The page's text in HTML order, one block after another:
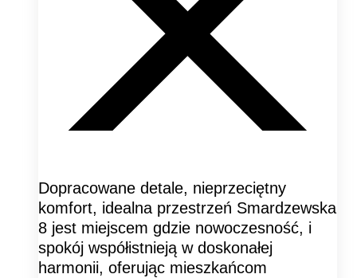
Dopracowane detale, nieprzeciętny
komfort, idealna przestrzeń Smardzewska
8 jest miejscem gdzie nowoczesność, i
spokój współistnieją w doskonałej
harmonii, oferując mieszkańcom